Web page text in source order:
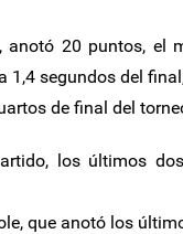
anotó 20 puntos, el
segundos del
de final del
los últimos
que anotó los